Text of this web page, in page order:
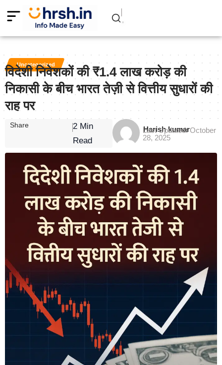
Uncategorized
विदेशी निवेशकों की ₹1.4 लाख करोड़ की
निकासी के बीच भारत तेज़ी से वित्तीय सुधारों की
राह पर
Harish kumar
Last Updated: October
28, 2025
Share
2 Min
Read